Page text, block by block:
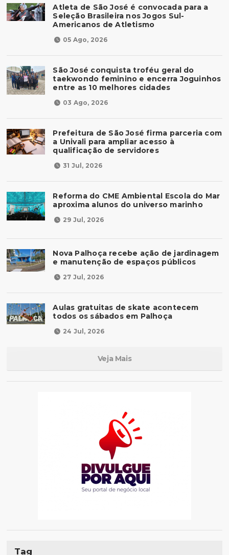
Atleta de São José é convocada para a
Seleção Brasileira nos Jogos Sul-
Americanos de Atletismo
05 Ago, 2026
São José conquista troféu geral do
taekwondo feminino e encerra Joguinhos
entre as 10 melhores cidades
03 Ago, 2026
Prefeitura de São José firma parceria com
a Univali para ampliar acesso à
qualificação de servidores
31 Jul, 2026
Reforma do CME Ambiental Escola do Mar
aproxima alunos do universo marinho
29 Jul, 2026
Nova Palhoça recebe ação de jardinagem
e manutenção de espaços públicos
27 Jul, 2026
Aulas gratuitas de skate acontecem
todos os sábados em Palhoça
24 Jul, 2026
Veja Mais
Tag